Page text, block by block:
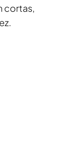
cortas,